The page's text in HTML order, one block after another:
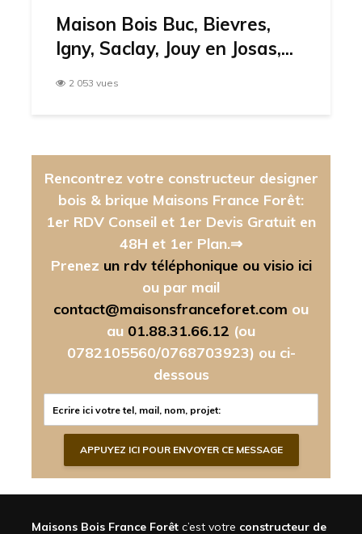
Maison Bois Buc, Bievres,
Igny, Saclay, Jouy en Josas,...
2 053 vues
Rencontrez votre constructeur designer
bois & brique Maisons France Forêt:
1er RDV Conseil et 1er Devis Gratuit en
48H et 1er Plan.⇒
Prenez un rdv téléphonique ou visio ici
ou par mail
contact@maisonsfranceforet.com ou
au 01.88.31.66.12 (ou
0782105560/0768703923) ou ci-
dessous
Maisons Bois France Forêt c’est votre constructeur de